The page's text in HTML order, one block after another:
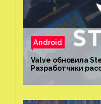
Android
Valve обновила
Разработчики